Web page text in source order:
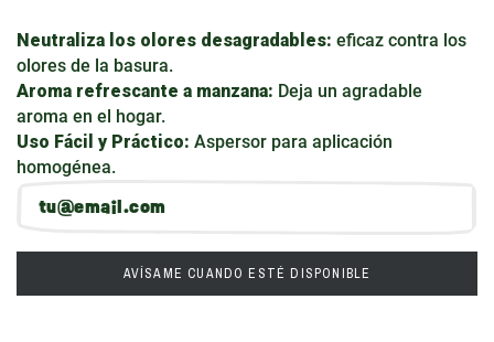
Neutraliza los olores desagradables: eficaz contra los
olores de la basura.
Aroma refrescante a manzana: Deja un agradable
aroma en el hogar.
Uso Fácil y Práctico: Aspersor para aplicación
homogénea.
AVÍSAME CUANDO ESTÉ DISPONIBLE